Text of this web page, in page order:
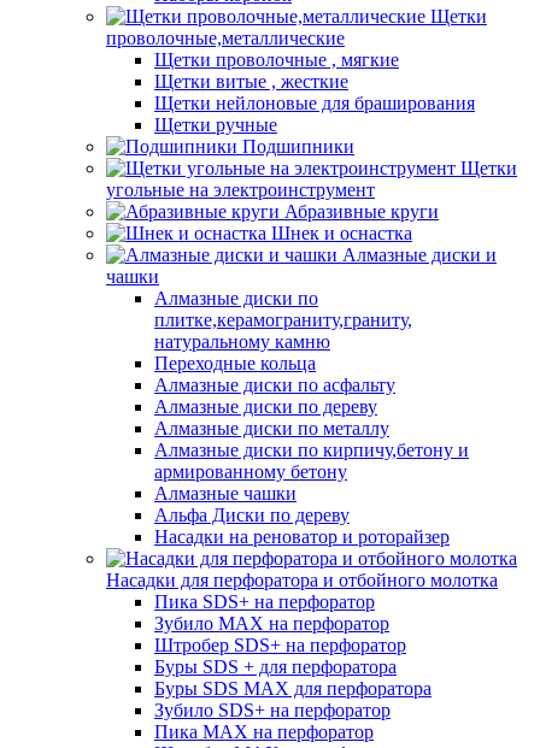
Щетки
проволочные,металлические
Щетки проволочные , мягкие
Щетки витые , жесткие
Щетки нейлоновые для браширования
Щетки ручные
Подшипники
Щетки
угольные на электроинструмент
Абразивные круги
Шнек и оснастка
Алмазные диски и
чашки
Алмазные диски по
плитке,керамограниту,граниту,
натуральному камню
Переходные кольца
Алмазные диски по асфальту
Алмазные диски по дереву
Алмазные диски по металлу
Алмазные диски по кирпичу,бетону и
армированному бетону
Алмазные чашки
Альфа Диски по дереву
Насадки на реноватор и роторайзер
Насадки для перфоратора и отбойного молотка
Пика SDS+ на перфоратор
Зубило MAX на перфоратор
Штробер SDS+ на перфоратор
Буры SDS + для перфоратора
Буры SDS MAX для перфоратора
Зубило SDS+ на перфоратор
Пика MAX на перфоратор